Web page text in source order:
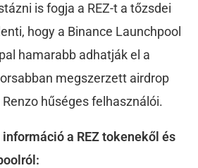
is fogja a REZ-t a tőzsdei
hogy a Binance Launchpool
hamarabb adhatják el a
megszerzett airdrop
hűséges felhasználói.
a REZ tokenekől és